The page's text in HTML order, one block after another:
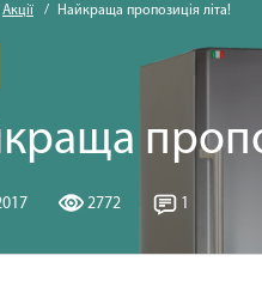
Акції Найкраща пропозиція літа!
2772 1